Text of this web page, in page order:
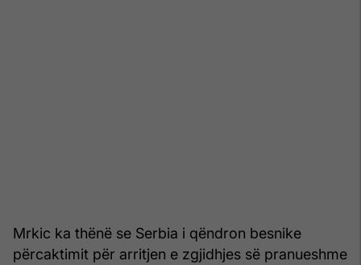
Mrkic ka thënë se Serbia i qëndron besnike
përcaktimit për arritjen e zgjidhjes së pranueshme